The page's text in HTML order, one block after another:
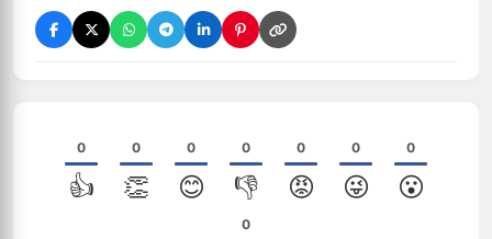
0
👍
0
👏
0
😊
0
👎
0
😡
0
😜
0
😮
0